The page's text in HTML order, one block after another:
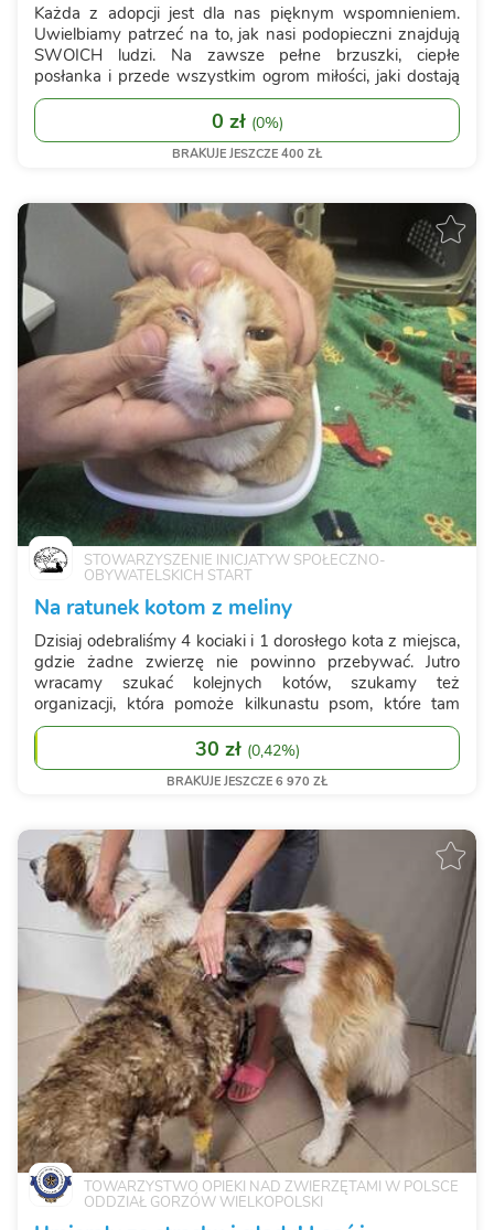
Każda z adopcji jest dla nas pięknym wspomnieniem.
Uwielbiamy patrzeć na to, jak nasi podopieczni znajdują
SWOICH ludzi. Na zawsze pełne brzuszki, ciepłe
posłanka i przede wszystkim ogrom miłości, jaki dostają
wraz z nowym domem. Niestety niektóre wspomnienia,
nawet te najpiękniejsze, mają swoje...
0 zł (0%)
BRAKUJE JESZCZE 400 ZŁ
STOWARZYSZENIE INICJATYW SPOŁECZNO-
OBYWATELSKICH START
Na ratunek kotom z meliny
Dzisiaj odebraliśmy 4 kociaki i 1 dorosłego kota z miejsca,
gdzie żadne zwierzę nie powinno przebywać. Jutro
wracamy szukać kolejnych kotów, szukamy też
organizacji, która pomoże kilkunastu psom, które tam
nadal przebywają. Koty umieściliśmy w szpitalu,
zwierzęta są bardzo zarobaczone, mają koci ...
30 zł (0,42%)
BRAKUJE JESZCZE 6 970 ZŁ
TOWARZYSTWO OPIEKI NAD ZWIERZĘTAMI W POLSCE
ODDZIAŁ GORZÓW WIELKOPOLSKI